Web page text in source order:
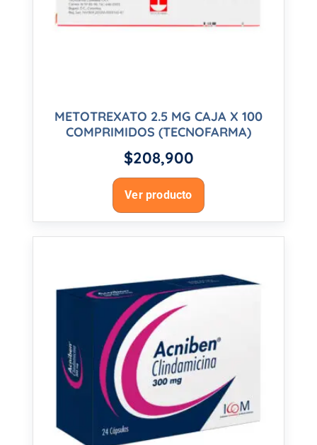
METOTREXATO 2.5 MG CAJA X 100
COMPRIMIDOS (TECNOFARMA)
$208,900
Ver producto